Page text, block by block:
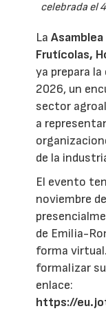
celebrada el
La
Frutícolas,
ya prepara
2026, un
sector
a
de la
El evento
noviembre
de Emilia-
forma
formalizar su
enlace:
https://